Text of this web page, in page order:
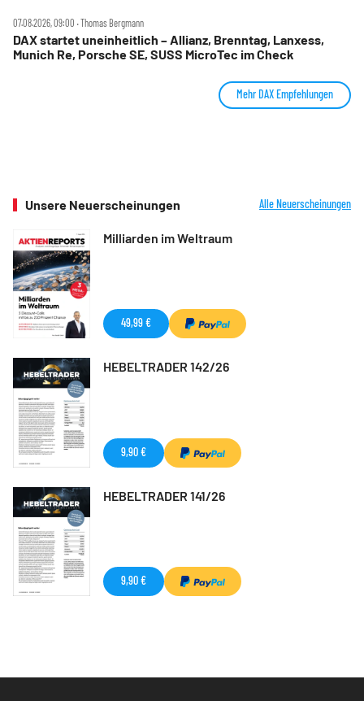
07.08.2026, 09:00 ‧ Thomas Bergmann
DAX startet uneinheitlich – Allianz, Brenntag, Lanxess,
Munich Re, Porsche SE, SUSS MicroTec im Check
Mehr DAX Empfehlungen
Unsere Neuerscheinungen Alle Neuerscheinungen
Milliarden im Weltraum
49,99 €
HEBELTRADER 142/26
9,90 €
HEBELTRADER 141/26
9,90 €